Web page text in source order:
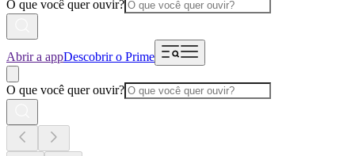
O que você quer ouvir?
Abrir a appDescobrir o Prime
O que você quer ouvir?